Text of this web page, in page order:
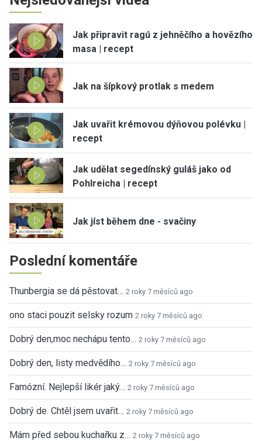
Jak připravit ragú z jehněčího a hovězího
masa | recept
Jak na šípkový protlak s medem
Jak uvařit krémovou dýňovou polévku |
recept
Jak udělat segedínský guláš jako od
Pohlreicha | recept
Jak jíst během dne - svačiny
Poslední komentáře
Thunbergia se dá pěstovat… 2 roky 7 měsíců ago
ono staci pouzit selsky rozum 2 roky 7 měsíců ago
Dobrý den,moc nechápu tento… 2 roky 7 měsíců ago
Dobrý den, listy medvědího… 2 roky 7 měsíců ago
Famózní. Nejlepší likér jaký… 2 roky 7 měsíců ago
Dobrý de. Chtěl jsem uvařit… 2 roky 7 měsíců ago
Mám před sebou kuchařku z… 2 roky 7 měsíců ago